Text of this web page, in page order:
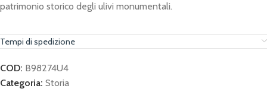
patrimonio storico degli ulivi monumentali.
Tempi di spedizione
COD: B98274U4
Categoria: Storia